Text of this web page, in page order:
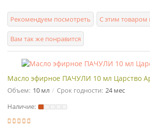
Рекомендуем посмотреть С этим товаром
Вам так же понравится
Масло эфирное ПАЧУЛИ 10 мл Царство
Объем: 10 мл Срок годности: 24 мес
Наличие: